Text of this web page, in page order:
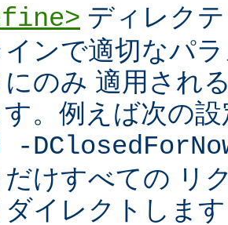
ディレク
インで適切なパ
のみ 適用され
す。例えば次の
けすべての リ
ダイレクトしま